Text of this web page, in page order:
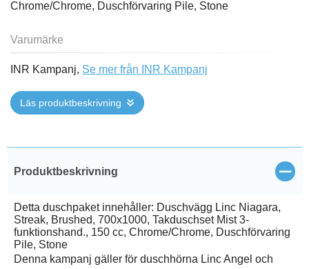
Chrome/Chrome, Duschförvaring Pile, Stone
Varumärke
INR Kampanj, Se mer från INR Kampanj
Läs produktbeskrivning
Produktbeskrivning Stäng
Detta duschpaket innehåller: Duschvägg Linc Niagara,
Streak, Brushed, 700x1000, Takduschset Mist 3-
funktionshand., 150 cc, Chrome/Chrome, Duschförvaring
Pile, Stone
Denna kampanj gäller för duschhörna Linc Angel och